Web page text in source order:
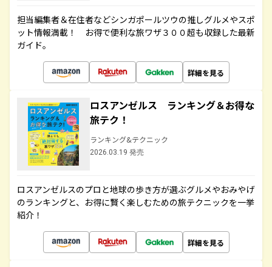
担当編集者＆在住者などシンガポールツウの推しグルメやスポ
ット情報満載！ お得で便利な旅ワザ３００超も収録した最新
ガイド。
詳細を見る
ロスアンゼルス ランキング＆お得な
旅テク！
ランキング&テクニック
2026.03.19 発売
ロスアンゼルスのプロと地球の歩き方が選ぶグルメやおみやげ
のランキングと、お得に賢く楽しむための旅テクニックを一挙
紹介！
詳細を見る